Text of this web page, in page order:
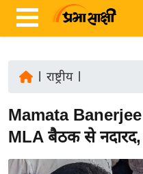
ज़ा
ख
र
राष्ट्रीय|
Mamata
MLA बैठक से नदारद,